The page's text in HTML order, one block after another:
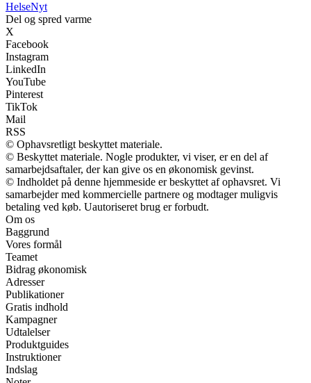
HelseNyt
Del og spred varme
X
Facebook
Instagram
LinkedIn
YouTube
Pinterest
TikTok
Mail
RSS
© Ophavsretligt beskyttet materiale.
© Beskyttet materiale. Nogle produkter, vi viser, er en del af
samarbejdsaftaler, der kan give os en økonomisk gevinst.
© Indholdet på denne hjemmeside er beskyttet af ophavsret. Vi
samarbejder med kommercielle partnere og modtager muligvis
betaling ved køb. Uautoriseret brug er forbudt.
Om os
Baggrund
Vores formål
Teamet
Bidrag økonomisk
Adresser
Publikationer
Gratis indhold
Kampagner
Udtalelser
Produktguides
Instruktioner
Indslag